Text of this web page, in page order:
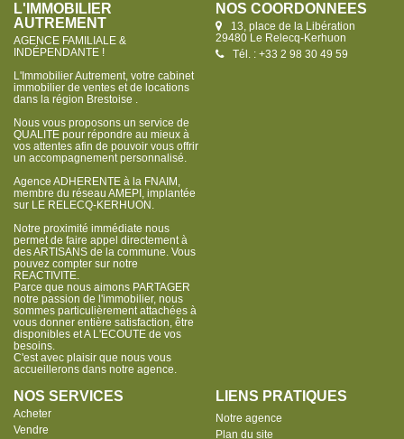
L'IMMOBILIER
AUTREMENT
AGENCE FAMILIALE &
INDÉPENDANTE !
L'Immobilier Autrement, votre cabinet
immobilier de ventes et de locations
dans la région Brestoise .
Nous vous proposons un service de
QUALITE pour répondre au mieux à
vos attentes afin de pouvoir vous offrir
un accompagnement personnalisé.
Agence ADHERENTE à la FNAIM,
membre du réseau AMEPI, implantée
sur LE RELECQ-KERHUON.
Notre proximité immédiate nous
permet de faire appel directement à
des ARTISANS de la commune. Vous
pouvez compter sur notre
REACTIVITE.
Parce que nous aimons PARTAGER
notre passion de l'immobilier, nous
sommes particulièrement attachées à
vous donner entière satisfaction, être
disponibles et A L'ECOUTE de vos
besoins.
C'est avec plaisir que nous vous
accueillerons dans notre agence.
NOS COORDONNÉES
13, place de la Libération
29480 Le Relecq-Kerhuon
Tél. : +33 2 98 30 49 59
NOS SERVICES
Acheter
Vendre
LIENS PRATIQUES
Notre agence
Plan du site